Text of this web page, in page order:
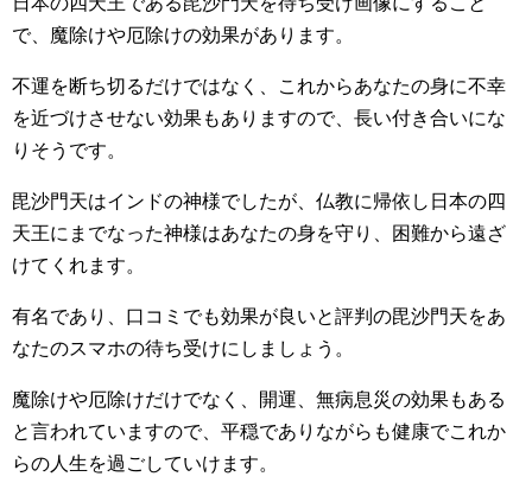
で、魔除けや厄除けの効果があります。
不運を断ち切るだけではなく、これからあなたの身に不幸
を近づけさせない効果もありますので、長い付き合いにな
りそうです。
毘沙門天はインドの神様でしたが、仏教に帰依し日本の四
天王にまでなった神様はあなたの身を守り、困難から遠ざ
けてくれます。
有名であり、口コミでも効果が良いと評判の毘沙門天をあ
なたのスマホの待ち受けにしましょう。
魔除けや厄除けだけでなく、開運、無病息災の効果もある
と言われていますので、平穏でありながらも健康でこれか
らの人生を過ごしていけます。